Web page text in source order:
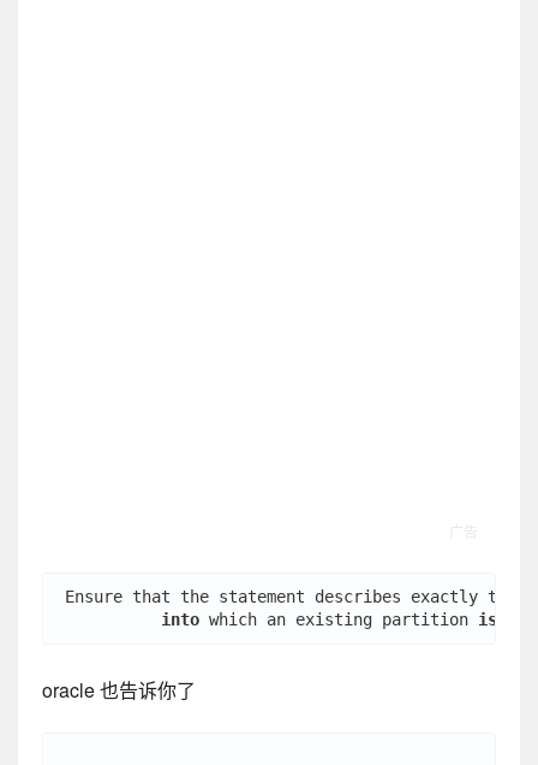
Ensure that the statement describes exactly two
into which an existing partition is
oracle 也告诉你了